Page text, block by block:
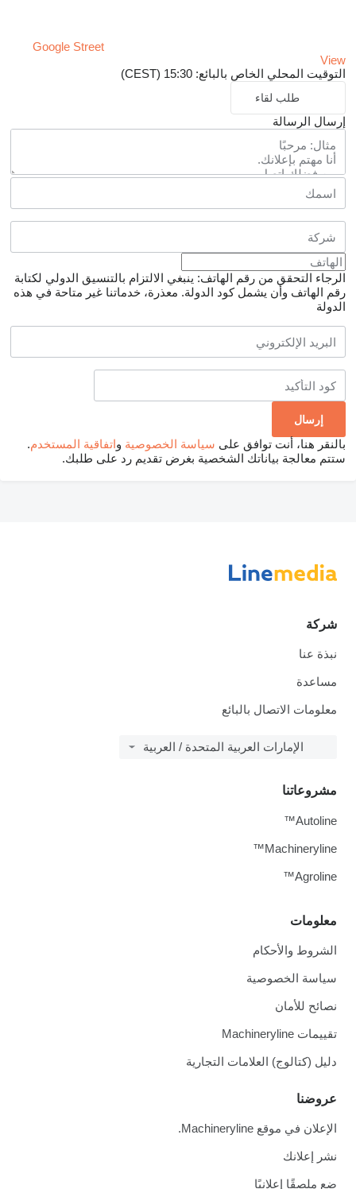
Google Street
View
التوقيت المحلي الخاص بالبائع: 15:30 (CEST)
طلب لقاء
إرسال الرسالة
الرجاء التحقق من رقم الهاتف: ينبغي الالتزام بالتنسيق الدولي لكتابة
رقم الهاتف وأن يشمل كود الدولة. معذرة، خدماتنا غير متاحة في هذه
الدولة
بالنقر هنا، أنت توافق على سياسة الخصوصية واتفاقية المستخدم.
ستتم معالجة بياناتك الشخصية بغرض تقديم رد على طلبك.
شركة
نبذة عنا
مساعدة
معلومات الاتصال بالبائع
الإمارات العربية المتحدة / العربية
معلومات
الشروط والأحكام
سياسة الخصوصية
نصائح للأمان
تقييمات Machineryline
دليل (كتالوج) العلامات التجارية
عروضنا
الإعلان في موقع Machineryline.
نشر إعلانك
ضع ملصقًا إعلانيًا
مشروعاتنا
Autoline™
Machineryline™
Agroline™